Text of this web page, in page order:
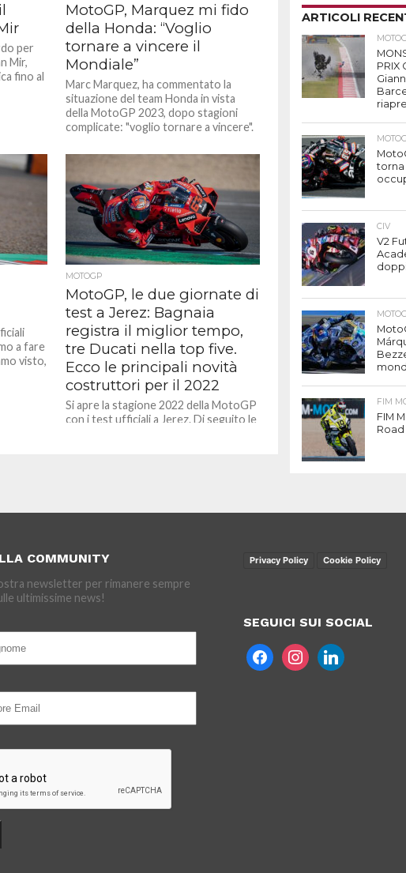
per
Mir,
fino al
MotoGP, Marquez mi fido
della Honda: “Voglio
tornare a vincere il
Mondiale”
Marc Marquez, ha commentato la
situazione del team Honda in vista
della MotoGP 2023, dopo stagioni
complicate: "voglio tornare a vincere".
a fare
visto,
MOTOGP
MotoGP, le due giornate di
test a Jerez: Bagnaia
registra il miglior tempo,
tre Ducati nella top five.
Ecco le principali novità
costruttori per il 2022
Si apre la stagione 2022 della MotoGP
con i test ufficiali a Jerez. Di seguito le
ARTICOLI
PRIX
torna
CIV
V2
FIM
FIM
COMMUNITY
newsletter per rimanere sempre
ultimissime news!
Privacy Policy Cookie Policy
SEGUICI SUI SOCIAL